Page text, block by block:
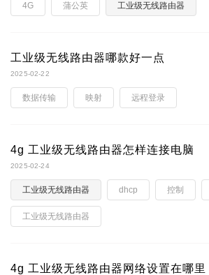
4G 蒲公英 工业级无线路由器
工业级无线路由器哪款好一点
2025-02-22
数据传输 映射 远程登录
4g 工业级无线路由器怎样连接电脑
2025-02-24
工业级无线路由器 dhcp 控制
工业级无线路由器
4g 工业级无线路由器网络设置在哪里